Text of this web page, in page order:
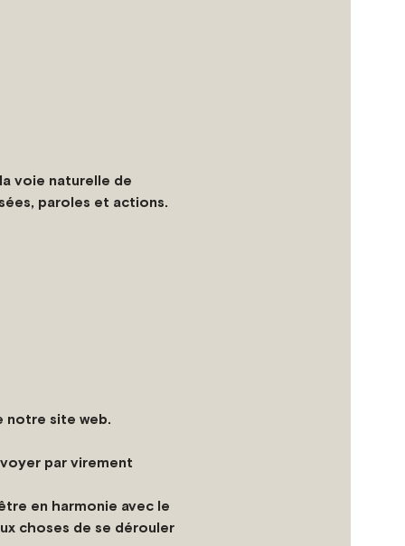
voie naturelle de
paroles et actions.
notre site web.
par virement
en harmonie avec le
choses de se dérouler